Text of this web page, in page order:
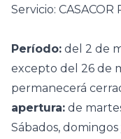
Servicio: CASACOR
Período: del 2 de
excepto del 26 de
permanecerá
apertura: de
Sábados, domingos